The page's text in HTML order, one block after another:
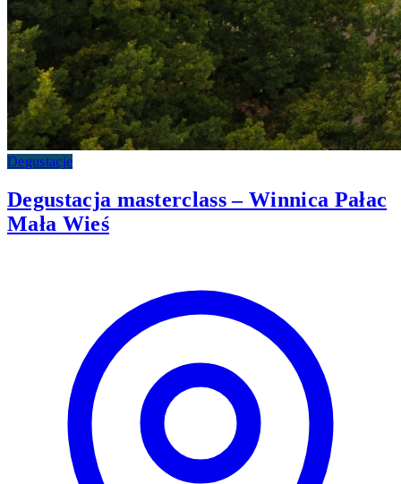
Degustacje
Degustacja masterclass – Winnica Pałac
Mała Wieś